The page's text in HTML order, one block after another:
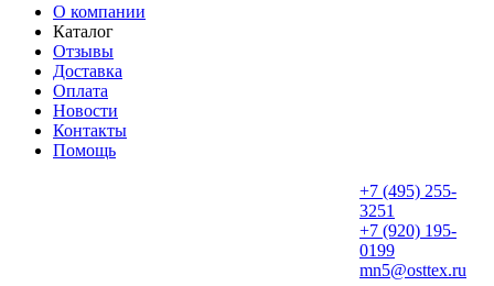
О компании
Каталог
Отзывы
Доставка
Оплата
Новости
Контакты
Помощь
+7 (495) 255-
3251
+7 (920) 195-
0199
mn5@osttex.ru